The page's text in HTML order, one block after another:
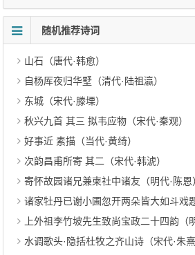
随机推荐诗词
山石（唐代·韩愈）
自杨厍夜归华墅（清代·陆祖瀛）
东城（宋代·滕塛）
秋兴九首 其三 拟韦应物（宋代·秦观）
好事近 素描（当代·黄绮）
次韵昌甫所寄 其二（宋代·韩淲）
寄怀故园诸兄兼柬社中诸友（明代·陈恩
诸家牡丹已谢小圃忽开两朵皆大如斗戏题二绝 其一
上外祖李竹坡先生致尚宝政二十四韵（
水调歌头·隐括杜牧之齐山诗（宋代·朱熹